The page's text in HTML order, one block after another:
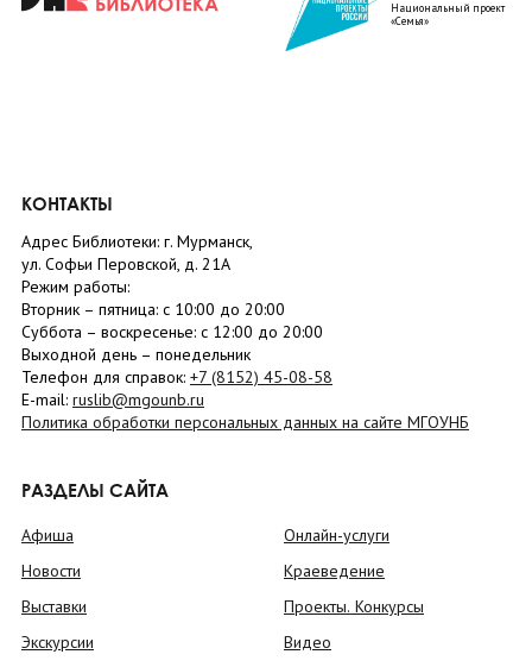
Национальный проект
«Семья»
КОНТАКТЫ
Адрес Библиотеки: г. Мурманск,
ул. Софьи Перовской, д. 21А
Режим работы:
Вторник – пятница: с 10:00 до 20:00
Суббота – воскресенье: c 12:00 до 20:00
Выходной день – понедельник
Телефон для справок: +7 (8152) 45-08-58
E-mail: ruslib@mgounb.ru
Политика обработки персональных данных на сайте МГОУНБ
РАЗДЕЛЫ САЙТА
Афиша
Новости
Выставки
Экскурсии
Онлайн-услуги
Краеведение
Проекты. Конкурсы
Видео